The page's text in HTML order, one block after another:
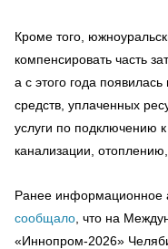
Кроме того,
компенсировать часть
а с этого года
средств, уплаченных
услуги по подключению
канализации, отоплению,
Ранее информационное
сообщало , что на
«Иннопром-2026»